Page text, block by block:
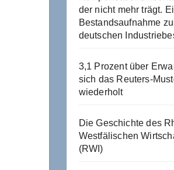
der nicht mehr trägt.
Bestandsaufnahme
deutschen
3,1 Prozent über
sich das Reuters-
wiederholt
Die Geschichte des
Westfälischen
(RWI)